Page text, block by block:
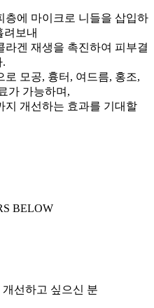
층에 마이크로 니들을 삽입하
려보내
라겐 재생을 촉진하여 피부결
.
모공, 흉터, 여드름, 홍조,
가 가능하며,
지 개선하는 효과를 기대할
BELOW
선하고 싶으신 분